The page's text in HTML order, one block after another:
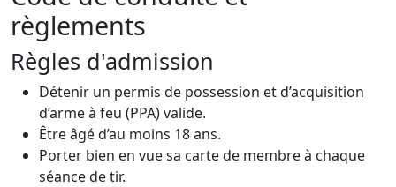
règlements
Règles d'admission
Détenir un permis de possession et d’acquisition
d’arme à feu (PPA) valide.
Être âgé d’au moins 18 ans.
Porter bien en vue sa carte de membre à chaque
séance de tir.